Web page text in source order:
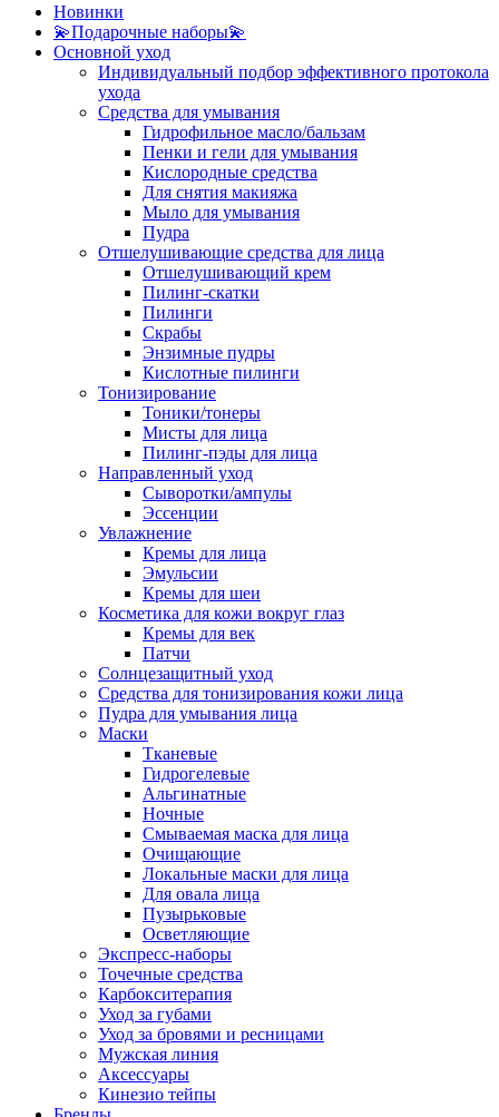
Новинки
💫Подарочные наборы💫
Основной уход
Индивидуальный подбор эффективного протокола
ухода
Средства для умывания
Гидрофильное масло/бальзам
Пенки и гели для умывания
Кислородные средства
Для снятия макияжа
Мыло для умывания
Пудра
Отшелушивающие средства для лица
Отшелушивающий крем
Пилинг-скатки
Пилинги
Скрабы
Энзимные пудры
Кислотные пилинги
Тонизирование
Тоники/тонеры
Мисты для лица
Пилинг-пэды для лица
Направленный уход
Сыворотки/ампулы
Эссенции
Увлажнение
Кремы для лица
Эмульсии
Кремы для шеи
Косметика для кожи вокруг глаз
Кремы для век
Патчи
Солнцезащитный уход
Средства для тонизирования кожи лица
Пудра для умывания лица
Маски
Тканевые
Гидрогелевые
Альгинатные
Ночные
Смываемая маска для лица
Очищающие
Локальные маски для лица
Для овала лица
Пузырьковые
Осветляющие
Экспресс-наборы
Точечные средства
Карбокситерапия
Уход за губами
Уход за бровями и ресницами
Мужская линия
Аксессуары
Кинезио тейпы